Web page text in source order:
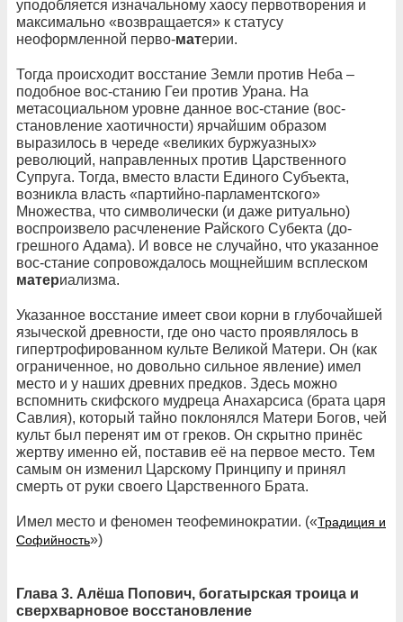
уподобляется изначальному хаосу первотворения и
максимально «возвращается» к статусу
неоформленной перво-материи.
Тогда происходит восстание Земли против Неба –
подобное вос-станию Геи против Урана. На
метасоциальном уровне данное вос-стание (вос-
становление хаотичности) ярчайшим образом
выразилось в череде «великих буржуазных»
революций, направленных против Царственного
Супруга. Тогда, вместо власти Единого Субъекта,
возникла власть «партийно-парламентского»
Множества, что символически (и даже ритуально)
воспроизвело расчленение Райского Субекта (до-
грешного Адама). И вовсе не случайно, что указанное
вос-стание сопровождалось мощнейшим всплеском
материализма.
Указанное восстание имеет свои корни в глубочайшей
языческой древности, где оно часто проявлялось в
гипертрофированном культе Великой Матери. Он (как
ограниченное, но довольно сильное явление) имел
место и у наших древних предков. Здесь можно
вспомнить скифского мудреца Анахарсиса (брата царя
Савлия), который тайно поклонялся Матери Богов, чей
культ был перенят им от греков. Он скрытно принёс
жертву именно ей, поставив её на первое место. Тем
самым он изменил Царскому Принципу и принял
смерть от руки своего Царственного Брата.
Имел место и феномен теофеминократии. («Традиция и
Софийность»)
Глава 3. Алёша Попович, богатырская троица и
сверхварновое восстановление